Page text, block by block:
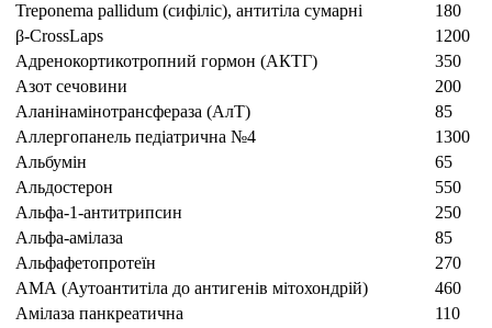
Treponema pallidum (сифіліс), антитіла сумарні
180
β-CrossLaps
1200
Адренокортикотропний гормон (АКТГ)
350
Азот сечовини
200
Аланінамінотрансфераза (АлТ)
85
Аллергопанель педіатрична №4
1300
Альбумін
65
Альдостерон
550
Альфа-1-антитрипсин
250
Альфа-амілаза
85
Альфафетопротеїн
270
АМА (Аутоантитіла до антигенів мітохондрій)
460
Амілаза панкреатична
110